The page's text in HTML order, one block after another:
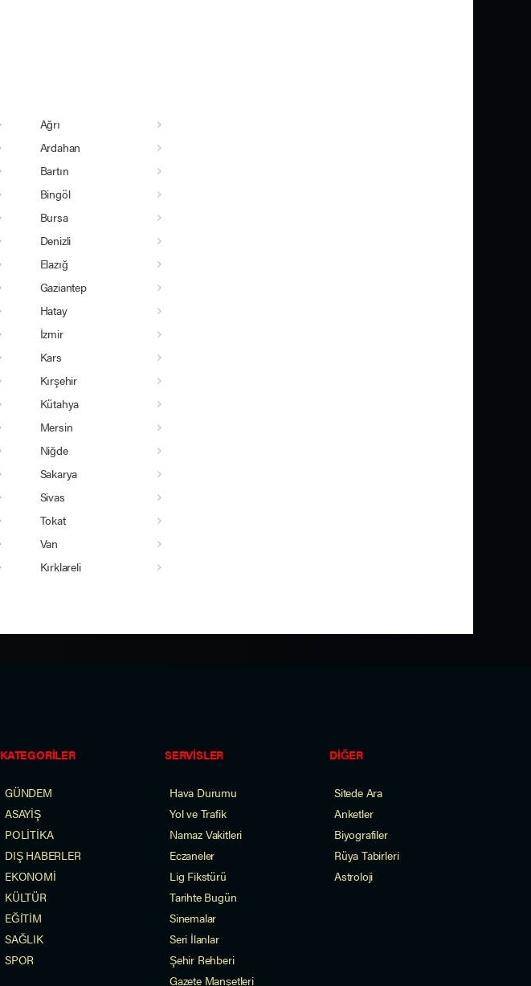
Ağrı
Ardahan
Bartın
Bingöl
Bursa
Denizli
Elazığ
Gaziantep
Hatay
İzmir
Kars
Kırşehir
Kütahya
Mersin
Niğde
Sakarya
Sivas
Tokat
Van
Kırklareli
KATEGORİLER
GÜNDEM
ASAYİŞ
POLİTİKA
DIŞ HABERLER
EKONOMİ
KÜLTÜR
EĞİTİM
SAĞLIK
SPOR
SERVİSLER
Hava Durumu
Yol ve Trafik
Namaz Vakitleri
Eczaneler
Lig Fikstürü
Tarihte Bugün
Sinemalar
Seri İlanlar
Şehir Rehberi
Gazete Manşetleri
DİĞER
Sitede Ara
Anketler
Biyografiler
Rüya Tabirleri
Astroloji